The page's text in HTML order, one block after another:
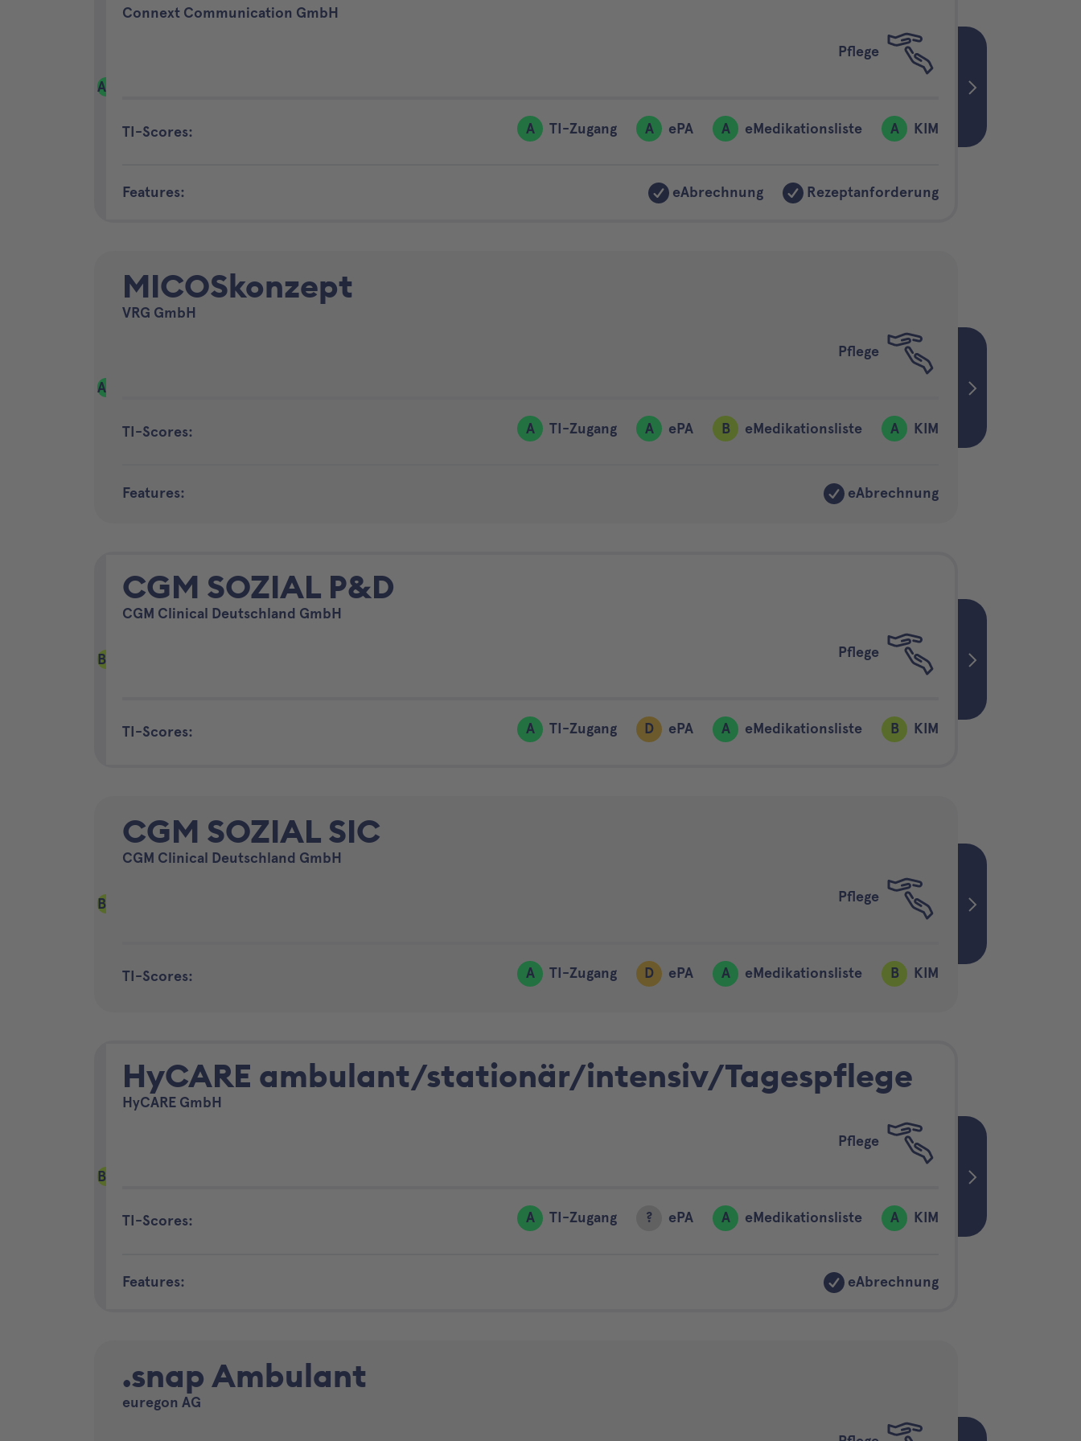
A
Connext Communication GmbH
Pflege
TI-Scores: A TI-Zugang A ePA A eMedikationsliste A KIM
Features: eAbrechnung Rezeptanforderung
A
MICOSkonzept
VRG GmbH
Pflege
TI-Scores: A TI-Zugang A ePA B eMedikationsliste A KIM
Features: eAbrechnung
B
CGM SOZIAL P&D
CGM Clinical Deutschland GmbH
Pflege
TI-Scores: A TI-Zugang D ePA A eMedikationsliste B KIM
B
CGM SOZIAL SIC
CGM Clinical Deutschland GmbH
Pflege
TI-Scores: A TI-Zugang D ePA A eMedikationsliste B KIM
B
HyCARE ambulant/stationär/intensiv/Tagespflege
HyCARE GmbH
Pflege
TI-Scores: A TI-Zugang ? ePA A eMedikationsliste A KIM
Features: eAbrechnung
.snap Ambulant
euregon AG